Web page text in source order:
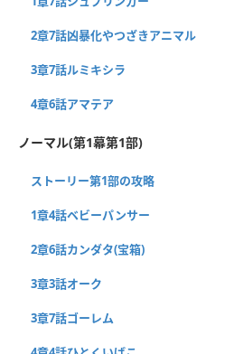
2章7話凶暴化やつざきアニマル
3章7話ルミキシラ
4章6話アマテア
ノーマル(第1幕第1部)
ストーリー第1部の攻略
1章4話ベビーパンサー
2章6話カンダタ(宝箱)
3章3話オーク
3章7話ゴーレム